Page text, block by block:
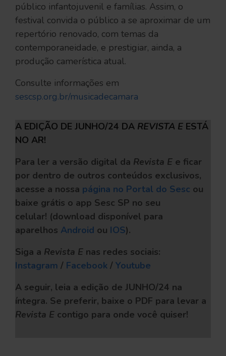
público infantojuvenil e famílias. Assim, o
festival convida o público a se aproximar de um
repertório renovado, com temas da
contemporaneidade, e prestigiar, ainda, a
produção camerística atual.
Consulte informações em
sescsp.org.br/musicadecamara
A EDIÇÃO DE JUNHO/24 DA REVISTA E ESTÁ
NO AR!
Para ler a versão digital da Revista E e ficar
por dentro de outros conteúdos exclusivos,
acesse a nossa página no Portal do Sesc ou
baixe grátis o app Sesc SP no seu
celular! (download disponível para
aparelhos Android ou IOS).
Siga a Revista E nas redes sociais:
Instagram / Facebook / Youtube
A seguir, leia a edição de JUNHO/24 na
íntegra. Se preferir, baixe o PDF para levar a
Revista E contigo para onde você quiser!